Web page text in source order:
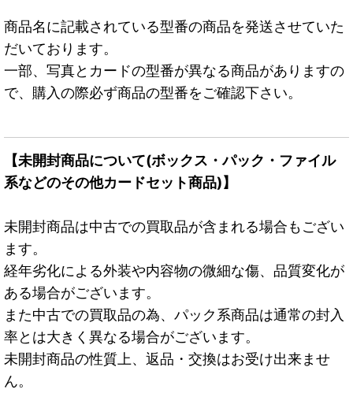
商品名に記載されている型番の商品を発送させていた
だいております。
一部、写真とカードの型番が異なる商品がありますの
で、購入の際必ず商品の型番をご確認下さい。
【未開封商品について(ボックス・パック・ファイル
系などのその他カードセット商品)】
未開封商品は中古での買取品が含まれる場合もござい
ます。
経年劣化による外装や内容物の微細な傷、品質変化が
ある場合がございます。
また中古での買取品の為、パック系商品は通常の封入
率とは大きく異なる場合がございます。
未開封商品の性質上、返品・交換はお受け出来ませ
ん。